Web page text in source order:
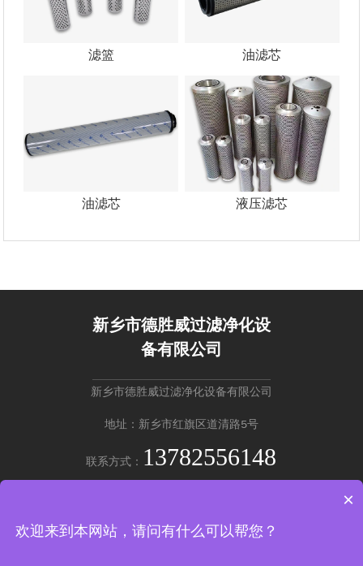
滤篮 油滤芯
油滤芯 液压滤芯
新乡市德胜威过滤净化设
备有限公司
新乡市德胜威过滤净化设备有限公司
地址：新乡市红旗区道清路5号
联系方式： 13782556148
×
欢迎来到本网站，请问有什么可以帮您？